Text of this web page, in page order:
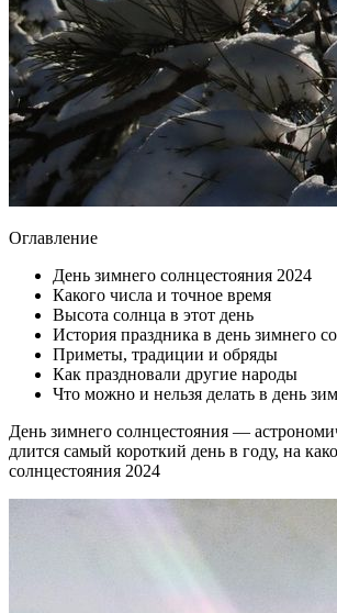
Оглавление
День зимнего солнцестояния 2024
Какого числа и точное время
Высота солнца в этот день
История праздника в день зимнего
Приметы, традиции и обряды
Как праздновали другие народы
Что можно и нельзя делать в день
День зимнего солнцестояния —
длится самый короткий день в году, на
солнцестояния 2024